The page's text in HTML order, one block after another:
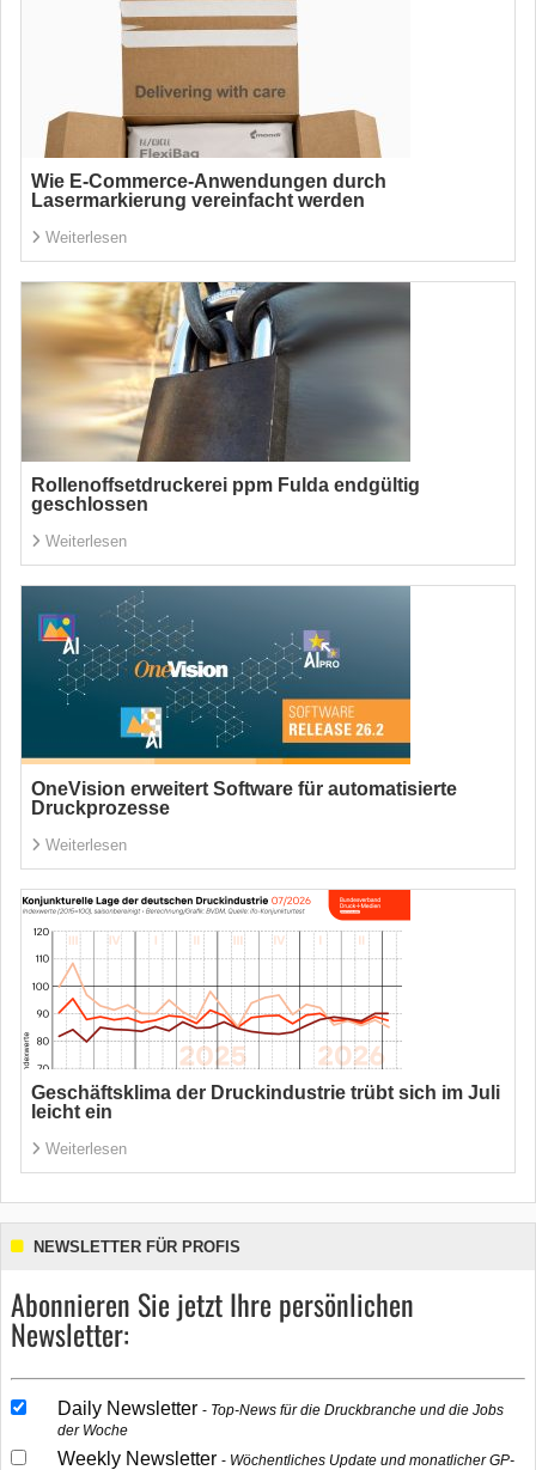
Wie E-Commerce-Anwendungen durch
Lasermarkierung vereinfacht werden
Weiterlesen
Rollenoffsetdruckerei ppm Fulda endgültig
geschlossen
Weiterlesen
OneVision erweitert Software für automatisierte
Druckprozesse
Weiterlesen
Geschäftsklima der Druckindustrie trübt sich im Juli
leicht ein
Weiterlesen
NEWSLETTER FÜR PROFIS
Abonnieren Sie jetzt Ihre persönlichen
Newsletter:
Daily Newsletter
Top-News für die Druckbranche und die Jobs
der Woche
Weekly Newsletter
Wöchentliches Update und monatlicher GP-